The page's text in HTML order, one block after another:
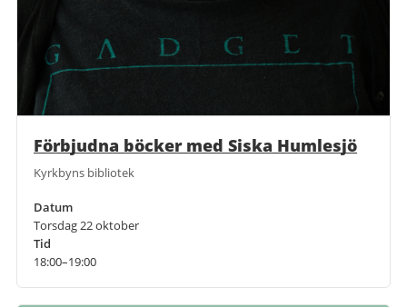
Förbjudna böcker med Siska Humlesjö
Kyrkbyns bibliotek
Datum
Torsdag 22 oktober
Tid
18:00–19:00